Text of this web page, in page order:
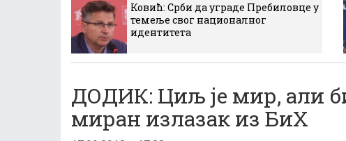
Ковић: Срби да уграде Пребиловце у
темеље свог националног
идентитета
ДОДИК: Циљ је мир, али
миран излазак из БиХ